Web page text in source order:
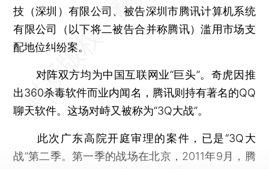
技（深圳）有限公司、被告深圳市腾讯计算机系统
有限公司（以下将二被告合并称腾讯）滥用市场支
配地位纠纷案。
对阵双方均为中国互联网业“巨头”。奇虎因推
出360杀毒软件而业内闻名，腾讯则持有著名的QQ
聊天软件。这场对峙又被称为“3Q大战”。
此次广东高院开庭审理的案件，已是“3Q大
战”第二季。第一季的战场在北京，2011年9月，腾